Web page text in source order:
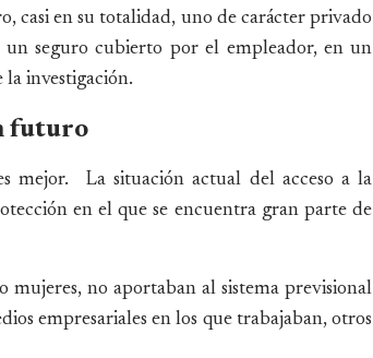
casi en su totalidad, uno de carácter privado
un seguro cubierto por el empleador, en un
la investigación.
futuro
mejor. La situación actual del acceso a la
en el que se encuentra gran parte de
mujeres, no aportaban al sistema previsional
empresariales en los que trabajaban, otros